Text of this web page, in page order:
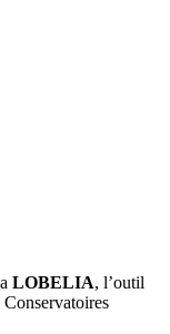
LOBELIA, l’outil